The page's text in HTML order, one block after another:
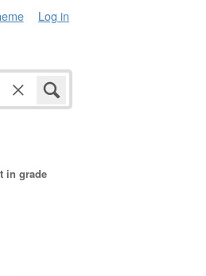
Log in
in grade